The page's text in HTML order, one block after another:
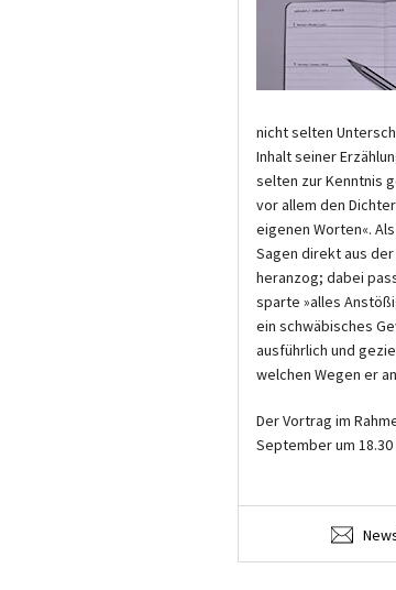
nicht selten
Inhalt seiner
selten zur Kenntnis
vor allem den
eigenen Worten«.
Sagen direkt aus
heranzog; dabei
sparte »alles
ein schwäbisches
ausführlich und
welchen Wegen er
Der Vortrag im
September um